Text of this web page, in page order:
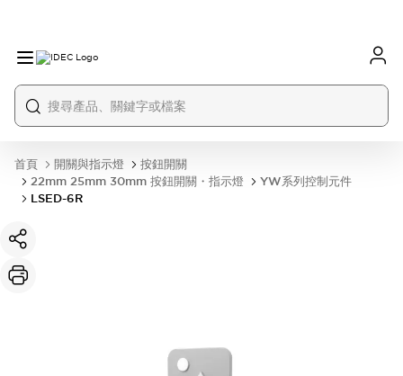
首頁 開關與指示燈
按鈕開關
22mm 25mm 30mm 按鈕開關・指示燈
YW系列控制元件
LSED-6R